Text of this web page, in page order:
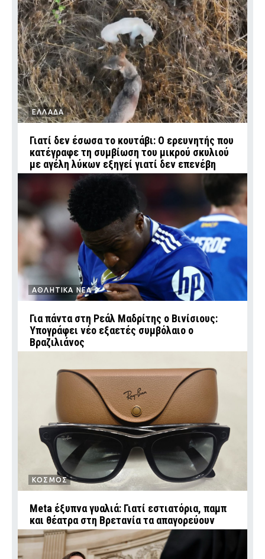
ΕΛΛΑΔΑ
Γιατί δεν έσωσα το κουτάβι: Ο ερευνητής που
κατέγραφε τη συμβίωση του μικρού σκυλιού
με αγέλη λύκων εξηγεί γιατί δεν επενέβη
ΑΘΛΗΤΙΚΑ ΝΕΑ
Για πάντα στη Ρεάλ Μαδρίτης ο Βινίσιους:
Υπογράφει νέο εξαετές συμβόλαιο ο
Βραζιλιάνος
ΚΟΣΜΟΣ
Meta έξυπνα γυαλιά: Γιατί εστιατόρια, παμπ
και θέατρα στη Βρετανία τα απαγορεύουν